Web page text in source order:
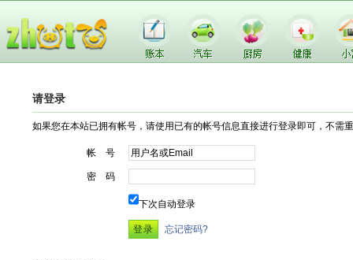
请登录
如果您在本站已拥有帐号，请使用已有的帐号信息直接进行登录即可，不需
帐 号
密 码
下次自动登录
忘记密码?